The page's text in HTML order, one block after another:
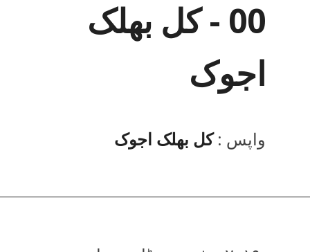
00 - کل بھلک
اجوک
واپس :کل بھلک اجوک